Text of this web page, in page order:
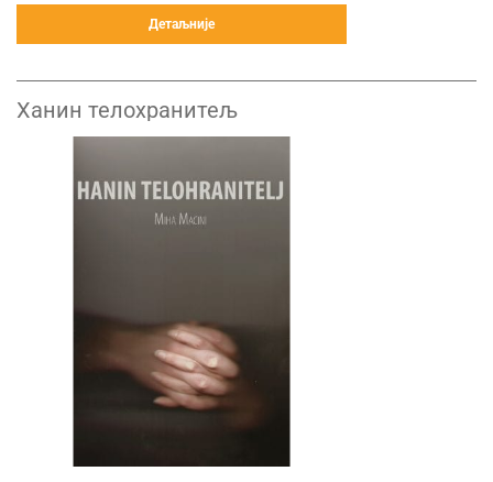
Детаљније
Ханин телохранитељ